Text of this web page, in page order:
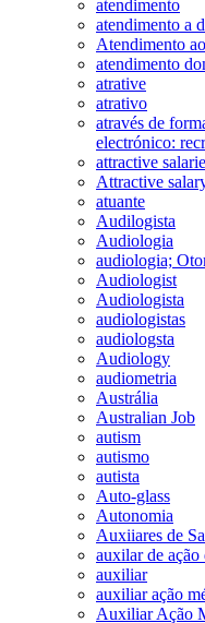
atendimento
atendimento a
Atendimento
atendimento
atrative
atrativo
através de
electrónico:
attractive
Attractive
atuante
Audilogista
Audiologia
audiologia;
Audiologist
Audiologista
audiologistas
audiologsta
Audiology
audiometria
Austrália
Australian Job
autism
autismo
autista
Auto-glass
Autonomia
Auxiiares de
auxilar de ação
auxiliar
auxiliar ação
Auxiliar Ação